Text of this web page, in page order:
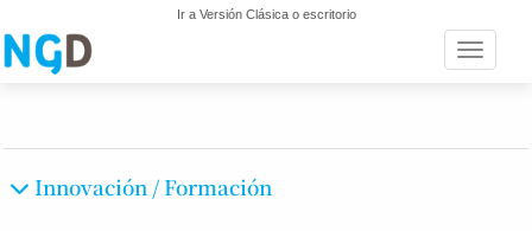
Ir a Versión Clásica o escritorio
Toggle
Innovación / Formación